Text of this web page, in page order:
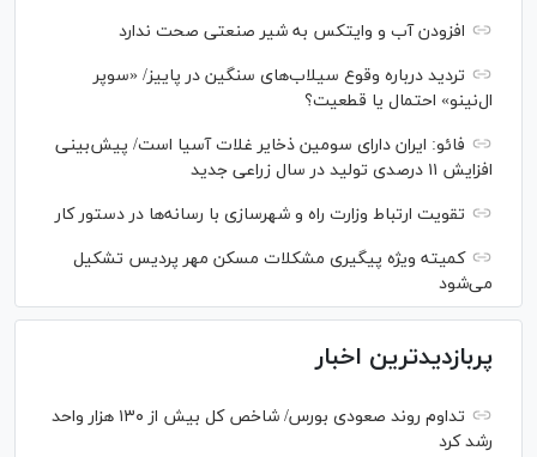
افزودن آب و وایتکس به شیر صنعتی صحت ندارد
تردید درباره وقوع سیلاب‌های سنگین در پاییز/ «سوپر
ال‌نینو» احتمال یا قطعیت؟
فائو: ایران دارای سومین ذخایر غلات آسیا است/ پیش‌بینی
افزایش ۱۱ درصدی تولید در سال زراعی جدید
تقویت ارتباط وزارت راه و شهرسازی با رسانه‌ها در دستور کار
کمیته ویژه پیگیری مشکلات مسکن مهر پردیس تشکیل
می‌شود
پربازدیدترین اخبار
تداوم روند صعودی بورس/ شاخص کل بیش از ۱۳۰ هزار واحد
رشد کرد